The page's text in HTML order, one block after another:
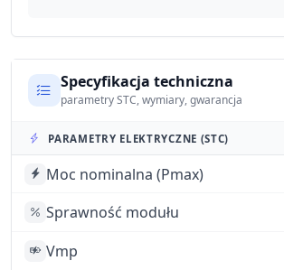
Specyfikacja techniczna
parametry STC, wymiary, gwarancja
PARAMETRY ELEKTRYCZNE (STC)
Moc nominalna (Pmax)
Sprawność modułu
Vmp